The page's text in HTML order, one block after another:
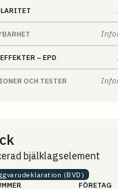
– EPD
OCH TESTER
bjälklagselement
(BVD)
FÖRETAG